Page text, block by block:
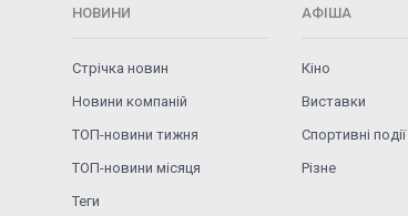
НОВИНИ
Стрічка новин
Новини компаній
ТОП-новини тижня
ТОП-новини місяця
Теги
АФІША
Кіно
Виставки
Спортивні події
Різне